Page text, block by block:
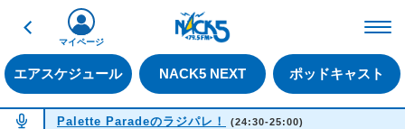
戻る
エアスケジュール NACK5 NEXT ポッドキャスト
マイページ
NOW ON AIR
Palette Paradeのラジパレ！ (24:30-25:00)